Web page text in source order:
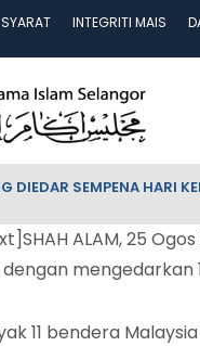
INTEGRITI MAIS
DIEDAR SEMPENA
ALAM, 25
11 bendera